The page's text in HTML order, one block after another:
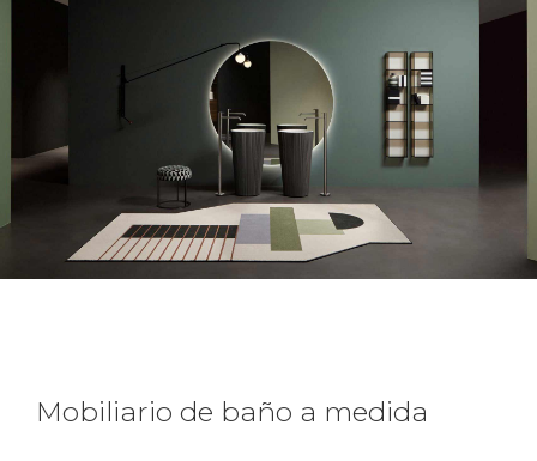
Mobiliario de baño a medida